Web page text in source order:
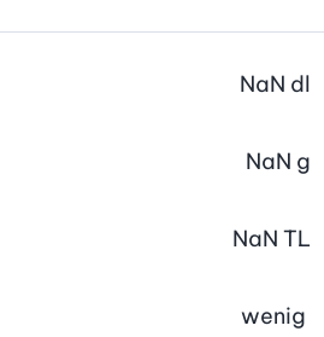
NaN dl
NaN g
NaN TL
wenig